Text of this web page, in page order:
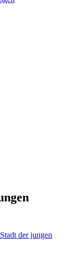
Stadt der jungen